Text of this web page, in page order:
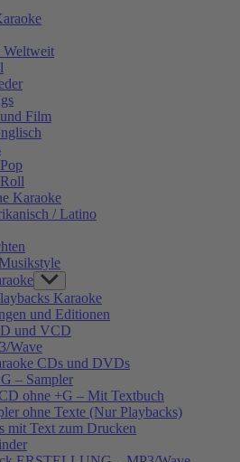
Weltweit
Film
Karaoke
/ Latino
Show
sub
menu
Karaoke
und Editionen
und VCD
Wave
CDs und DVDs
– Sampler
ohne +G – Mit Textbuch
ohne Texte (Nur Playbacks)
mit Text zum Drucken